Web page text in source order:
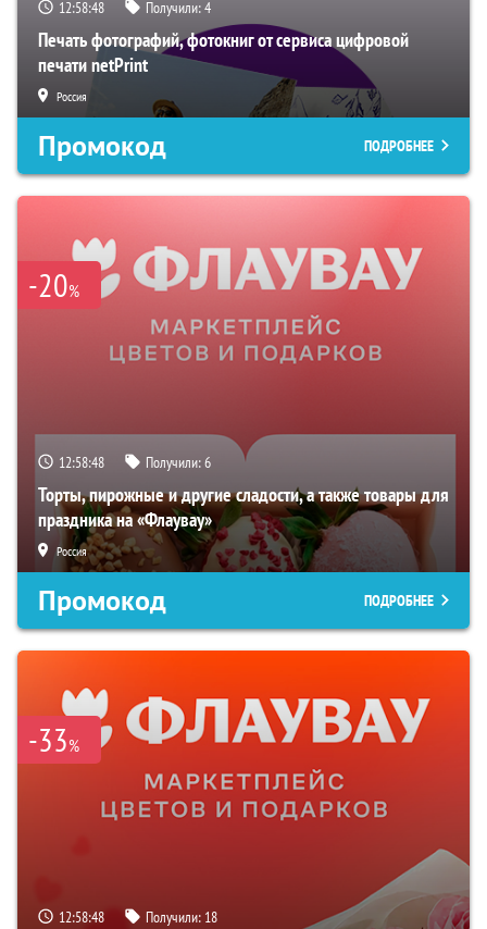
12:58:47 Получили:4
Печать фотографий, фотокниг от сервиса цифровой
печати netPrint
Россия
Промокод ПОДРОБНЕЕ
-20%
12:58:47 Получили:6
Торты, пирожные и другие сладости, а также товары для
праздника на «Флаувау»
Россия
Промокод ПОДРОБНЕЕ
-33%
12:58:47 Получили: 18